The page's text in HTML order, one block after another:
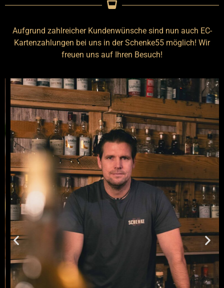
Aufgrund zahlreicher Kundenwünsche sind nun auch EC-
Kartenzahlungen bei uns in der Schenke55 möglich! Wir
freuen uns auf Ihren Besuch!